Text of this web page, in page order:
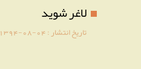
لاغر شوید
تاریخ انتشار :1394-08-04